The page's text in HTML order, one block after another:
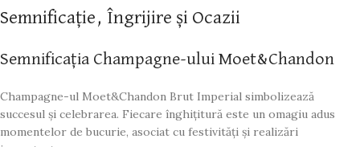
Semnificație, Îngrijire și Ocazii
Semnificația Champagne-ului Moet&Chandon
Champagne-ul Moet&Chandon Brut Imperial simbolizează
succesul și celebrarea. Fiecare înghițitură este un omagiu adus
momentelor de bucurie, asociat cu festivități și realizări